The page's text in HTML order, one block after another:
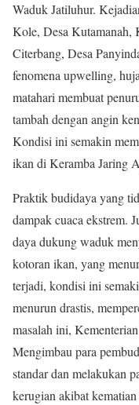
Waduk Jatiluhur.
Kole, Desa Kutamanah,
Citerbang, Desa
fenomena upwelling,
matahari membuat
tambah dengan angin
Kondisi ini semakin
ikan di Keramba Jaring
Praktik budidaya yang
dampak cuaca ekstrem.
daya dukung waduk
kotoran ikan, yang
terjadi, kondisi ini
menurun drastis,
masalah ini,
Mengimbau para
standar dan melakukan
kerugian akibat